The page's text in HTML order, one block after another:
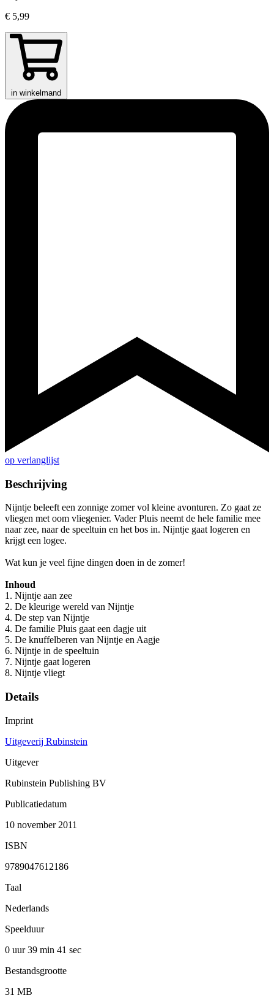
€ 5,99
in winkelmand
op verlanglijst
Beschrijving
Nijntje beleeft een zonnige zomer vol kleine avonturen. Zo gaat ze
vliegen met oom vliegenier. Vader Pluis neemt de hele familie mee
naar zee, naar de speeltuin en het bos in. Nijntje gaat logeren en
krijgt een logee.
Wat kun je veel fijne dingen doen in de zomer!
Inhoud
1. Nijntje aan zee
2. De kleurige wereld van Nijntje
4. De step van Nijntje
4. De familie Pluis gaat een dagje uit
5. De knuffelberen van Nijntje en Aagje
6. Nijntje in de speeltuin
7. Nijntje gaat logeren
8. Nijntje vliegt
Details
Imprint
Uitgeverij Rubinstein
Uitgever
Rubinstein Publishing BV
Publicatiedatum
10 november 2011
ISBN
9789047612186
Taal
Nederlands
Speelduur
0 uur 39 min 41 sec
Bestandsgrootte
31 MB